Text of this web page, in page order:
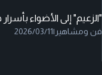
"الزعيم" إلى الأضواء
فن ومشاهير |
2026/03/11